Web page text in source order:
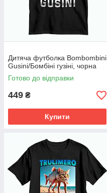
Дитяча футболка Bombombini
Gusini/Бомбіні гузіні, чорна
Готово до відправки
449 ₴
Купити